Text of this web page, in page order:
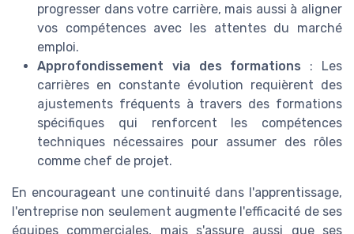
progresser dans votre carrière, mais aussi à aligner
vos compétences avec les attentes du marché
emploi.
Approfondissement via des formations : Les
carrières en constante évolution requièrent des
ajustements fréquents à travers des formations
spécifiques qui renforcent les compétences
techniques nécessaires pour assumer des rôles
comme chef de projet.
En encourageant une continuité dans l'apprentissage,
l'entreprise non seulement augmente l'efficacité de ses
équipes commerciales, mais s'assure aussi que ses